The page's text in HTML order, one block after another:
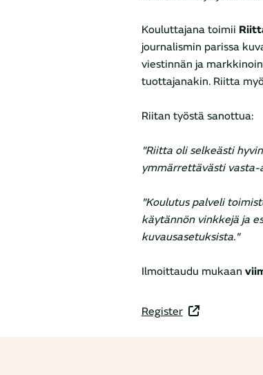
Kouluttajana toimii
journalismin parissa
viestinnän ja
tuottajanakin. Riitta
Riitan työstä sanottua:
"Riitta oli selkeästi
ymmärrettävästi vasta-
"Koulutus palveli
käytännön vinkkejä ja
kuvausasetuksista."
Ilmoittaudu mukaan
Register